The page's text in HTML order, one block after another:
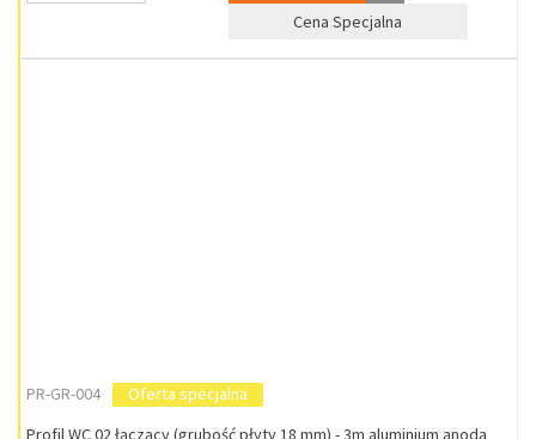
Cena Specjalna
PR-GR-004
Oferta specjalna
Profil WC 02 łączący (grubość płyty 18 mm) - 3m aluminium anoda